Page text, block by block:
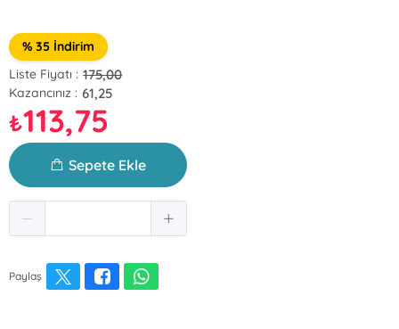
% 35 İndirim
Liste Fiyatı : 175,00
Kazancınız : 61,25
₺113,75
Sepete Ekle
Paylaş